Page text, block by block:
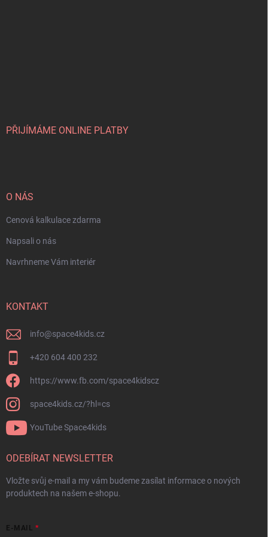
PŘIJÍMÁME ONLINE PLATBY
O NÁS
Cenová kalkulace zdarma
Napsali o nás
Navrhneme Vám interiér
KONTAKT
info@space4kids.cz
+420 604 400 232
https://www.fb.com/space4kidscz
space4kids.cz/?hl=cs
YouTube Space4kids
ODEBÍRAT NEWSLETTER
Vložte svůj e-mail a my vám budeme zasílat informace o nových
produktech na našem e-shopu.
E-MAIL